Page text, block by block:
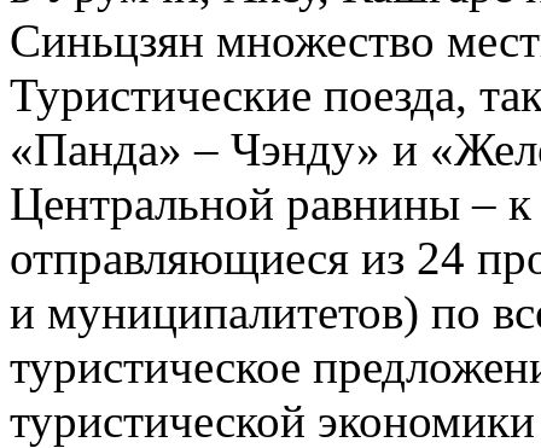
Синьцзян множество
Туристические поезда,
«Панда» – Чэнду» и
Центральной равнины –
отправляющиеся из 24
и муниципалитетов) по
туристическое
туристической